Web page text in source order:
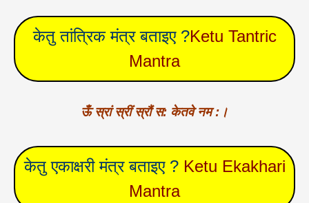
केतु तांत्रिक मंत्र बताइए ?Ketu Tantric
Mantra
ऊँ स्रां स्रीं स्रौं स: केतवे नम :।
केतु एकाक्षरी मंत्र बताइए ? Ketu Ekakhari
Mantra